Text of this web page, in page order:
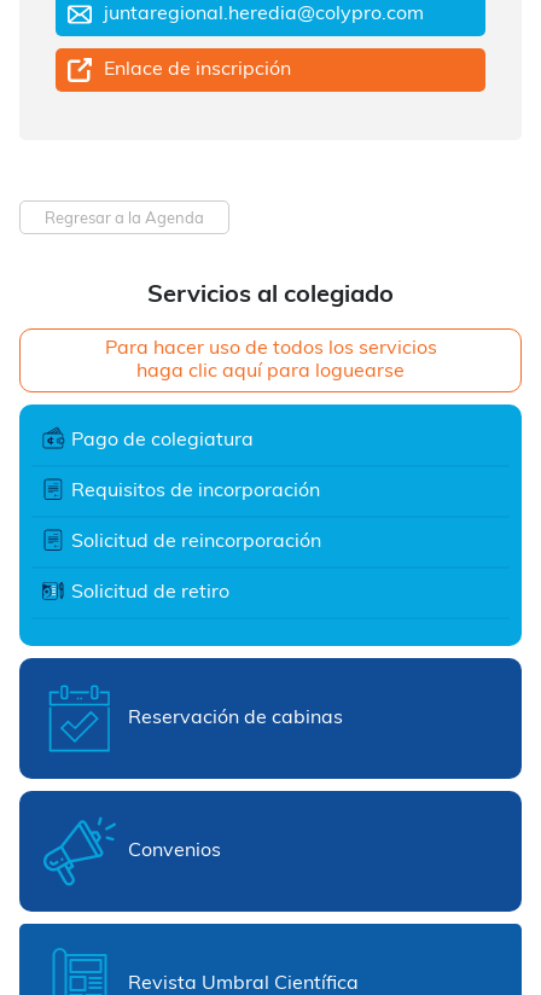
Servicios al colegiado
Para hacer uso de todos los servicios
haga clic aquí para loguearse
Pago de colegiatura
Requisitos de incorporación
Solicitud de reincorporación
Solicitud de retiro
Reservación de cabinas
Convenios
Revista Umbral Científica
juntaregional.heredia@colypro.com
Enlace de inscripción
Regresar a la Agenda